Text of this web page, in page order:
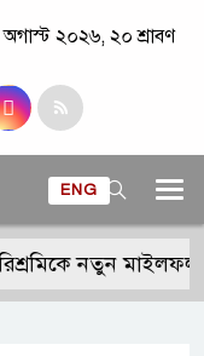
২০২৬, ২০ শ্রাবণ
ENG
নতুন মাইলফলক